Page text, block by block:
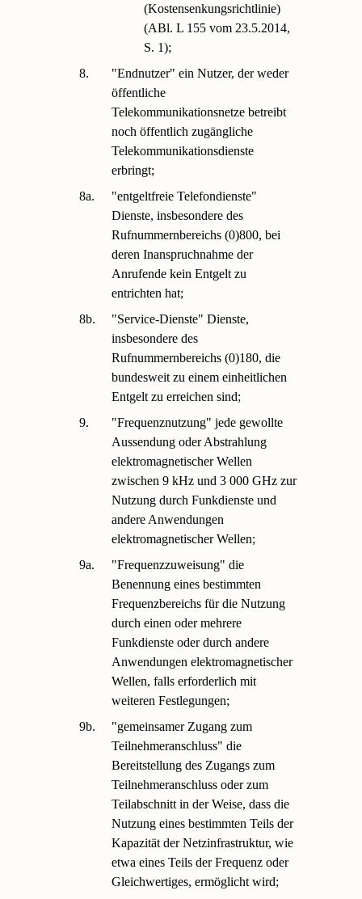
(Kostensenkungsrichtlinie)
(ABl. L 155 vom 23.5.2014,
S. 1);
8.
"Endnutzer" ein Nutzer, der weder
öffentliche
Telekommunikationsnetze betreibt
noch öffentlich zugängliche
Telekommunikationsdienste
erbringt;
8a.
"entgeltfreie Telefondienste"
Dienste, insbesondere des
Rufnummernbereichs (0)800, bei
deren Inanspruchnahme der
Anrufende kein Entgelt zu
entrichten hat;
8b.
"Service-Dienste" Dienste,
insbesondere des
Rufnummernbereichs (0)180, die
bundesweit zu einem einheitlichen
Entgelt zu erreichen sind;
9.
"Frequenznutzung" jede gewollte
Aussendung oder Abstrahlung
elektromagnetischer Wellen
zwischen 9 kHz und 3 000 GHz zur
Nutzung durch Funkdienste und
andere Anwendungen
elektromagnetischer Wellen;
9a.
"Frequenzzuweisung" die
Benennung eines bestimmten
Frequenzbereichs für die Nutzung
durch einen oder mehrere
Funkdienste oder durch andere
Anwendungen elektromagnetischer
Wellen, falls erforderlich mit
weiteren Festlegungen;
9b.
"gemeinsamer Zugang zum
Teilnehmeranschluss" die
Bereitstellung des Zugangs zum
Teilnehmeranschluss oder zum
Teilabschnitt in der Weise, dass die
Nutzung eines bestimmten Teils der
Kapazität der Netzinfrastruktur, wie
etwa eines Teils der Frequenz oder
Gleichwertiges, ermöglicht wird;